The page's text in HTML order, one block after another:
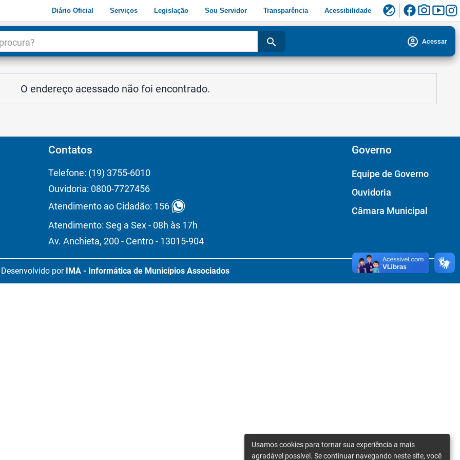
Diário Oficial Serviços Legislação Sou Servidor Transparência Acessibilidade flaky facebookphoto_camerasmart_display
search account_circle Acessar
O endereço acessado não foi encontrado.
Contatos
Telefone: (19) 3755-6010
Ouvidoria: 0800-7727456
Atendimento ao Cidadão: 156
Atendimento: Seg a Sex - 08h às 17h
Av. Anchieta, 200 - Centro - 13015-904
Governo
Equipe de Governo
Ouvidoria
Câmara Municipal
Desenvolvido por IMA - Informática de Municípios Associados
Usamos cookies para tornar sua experiência a mais
agradável possível. Se continuar navegando neste site, você